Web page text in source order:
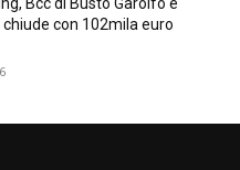
Bcc di Busto Garolfo e
con 102mila euro